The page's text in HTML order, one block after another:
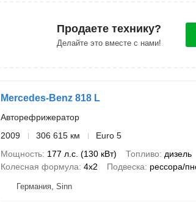
Продаете технику?
Делайте это вместе с нами!
Mercedes-Benz 818 L
Авторефрижератор
2009
306 615 км
Euro 5
Мощность 177 л.с. (130 кВт) Топливо дизель
Колесная формула 4x2 Подвеска рессора/
Германия, Sinn